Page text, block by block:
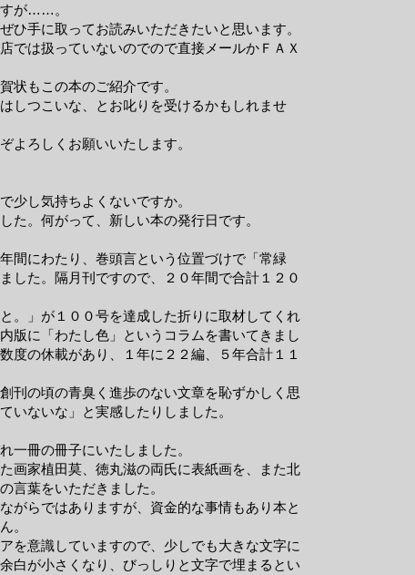
すが……。
ひ手に取ってお読みいただきたいと思います。
では扱っていないのでので直接メールかＦＡＸ
状もこの本のご紹介です。
しつこいな、とお叱りを受けるかもしれませ
よろしくお願いいたします。
少し気持ちよくないですか。
た。​何がって、新しい本の発行日です。
間にわたり、巻頭言という位置づけで「常緑
した。隔月刊ですので、２０年間で合計１２０
。」が１００号を達成した折りに取材してくれ
版に「わたし色」というコラムを書いてきまし
度の休載があり、１年に２２編、５年合計１１
刊の頃の青臭く進歩のない文章を恥ずかしく思
いないな」と実感したりしました。
一冊の冊子にいたしました。
画家植田莫、徳丸滋の両氏に表紙画を、また北
言葉をいただきました。
がらではありますが、資金的な事情もあり本と
。
を意識していますので、少しでも大きな文字に
白が小さくなり、びっしりと文字で埋まるとい